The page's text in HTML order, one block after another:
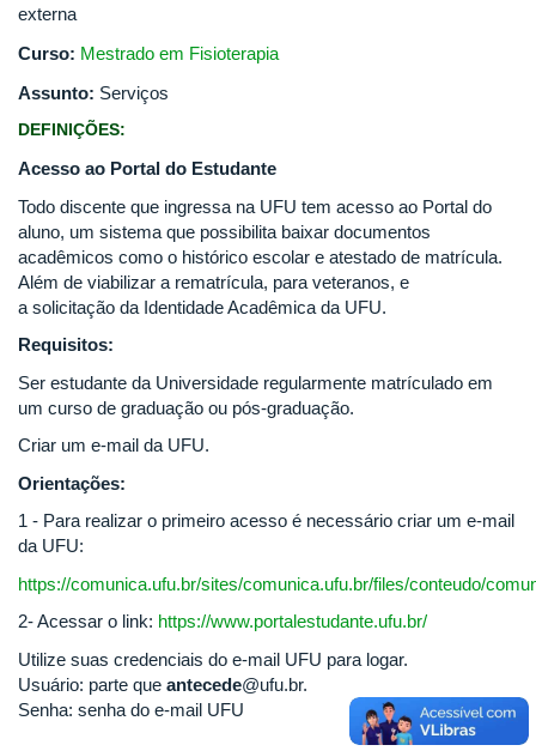
externa
Curso: Mestrado em Fisioterapia
Assunto: Serviços
DEFINIÇÕES:
Acesso ao Portal do Estudante
Todo discente que ingressa na UFU tem acesso ao Portal do
aluno, um sistema que possibilita baixar documentos
acadêmicos como o histórico escolar e atestado de matrícula.
Além de viabilizar a rematrícula, para veteranos, e
a solicitação da Identidade Acadêmica da UFU.
Requisitos:
Ser estudante da Universidade regularmente matrículado em
um curso de graduação ou pós-graduação.
Criar um e-mail da UFU.
Orientações:
1 - Para realizar o primeiro acesso é necessário criar um e-mail
da UFU:
https://comunica.ufu.br/sites/comunica.ufu.br/files/conteudo/
2- Acessar o link: https://www.portalestudante.ufu.br/
Utilize suas credenciais do e-mail UFU para logar.
Usuário: parte que antecede@ufu.br.
Senha: senha do e-mail UFU